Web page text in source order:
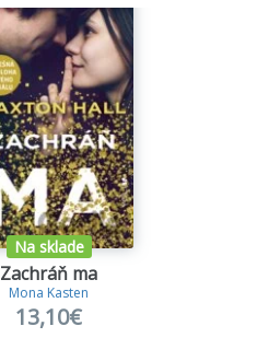
Na sklade
Zachráň ma
Mona Kasten
13,10€